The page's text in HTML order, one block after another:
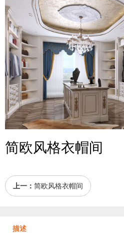
简欧风格衣帽间
上一： 简欧风格衣帽间
描述